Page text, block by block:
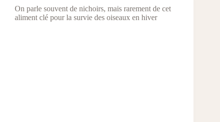
On parle souvent de nichoirs, mais rarement de cet
aliment clé pour la survie des oiseaux en hiver